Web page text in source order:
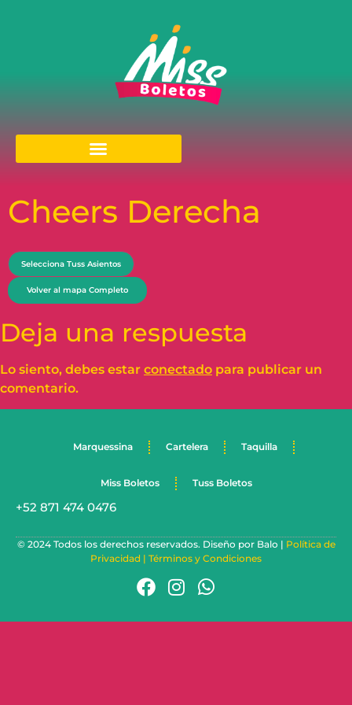
Cheers Derecha
Selecciona Tuss Asientos
Volver al mapa Completo
Deja una respuesta
Lo siento, debes estar conectado para publicar un
comentario.
Marquessina Cartelera Taquilla
Miss Boletos Tuss Boletos
+52 871 474 0476
© 2024 Todos los derechos reservados. Diseño por Balo | Política de
Privacidad | Términos y Condiciones